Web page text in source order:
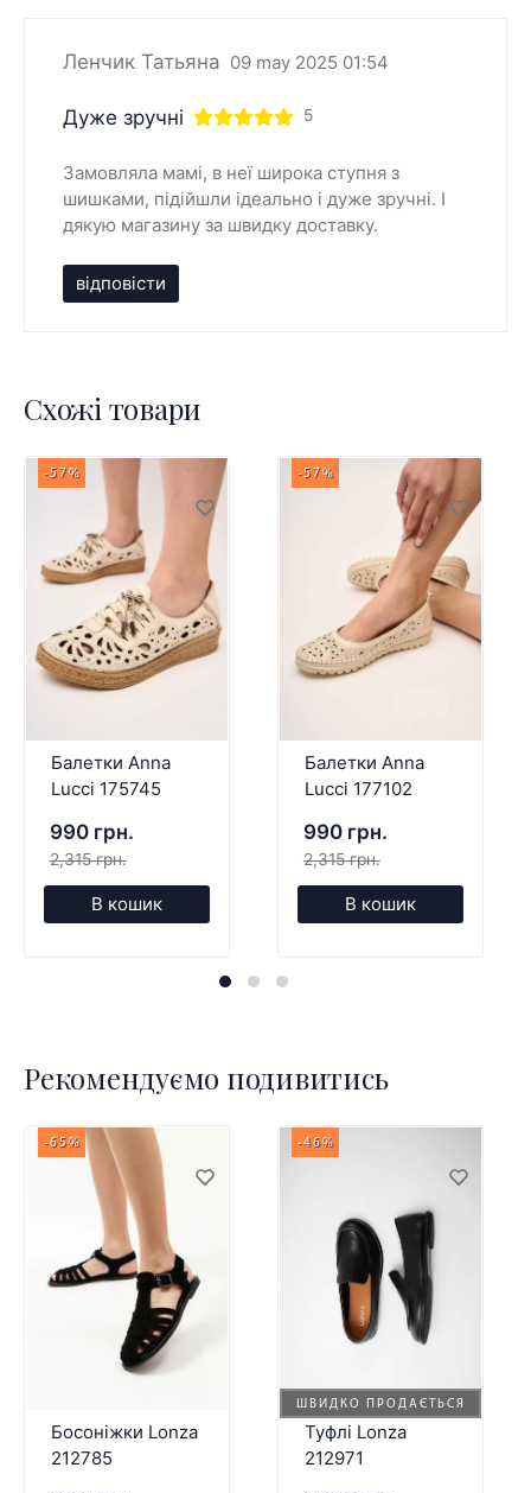
Ленчик Татьяна 09 may 2025 01:54
Дуже зручні 5
Замовляла мамі, в неї широка ступня з
шишками, підійшли ідеально і дуже зручні. І
дякую магазину за швидку доставку.
відповісти
Схожі товари
-57%
Балетки Anna
Lucci 175745
990 грн.
2,315 грн.
В кошик
-57%
Балетки Anna
Lucci 177102
990 грн.
2,315 грн.
В кошик
Рекомендуємо подивитись
-65%
Босоніжки Lonza
212785
ШВИДКО ПРОДАЄТЬСЯ
-46%
Туфлі Lonza
212971